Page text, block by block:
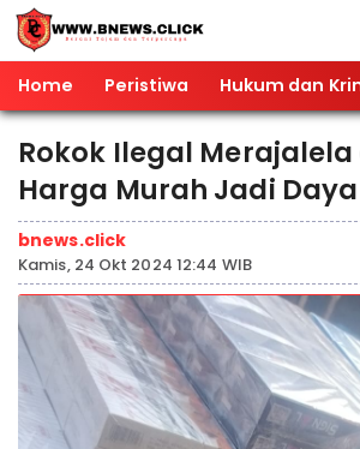
Home Peristiwa Hukum dan
Rokok Ilegal Merajalela
Harga Murah Jadi
bnews.click
Kamis, 24 Okt 2024 12:44 WIB